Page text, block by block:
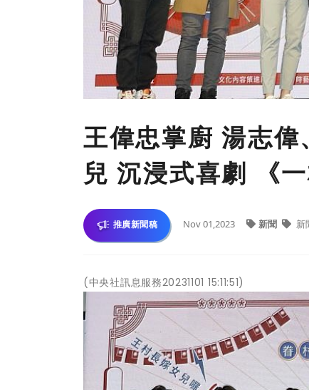
王偉忠掌廚 湯志
兒 沉浸式喜劇 《
推廣新聞稿 Nov 01,2023 新聞 新
(中央社訊息服務20231101 15:11:51)